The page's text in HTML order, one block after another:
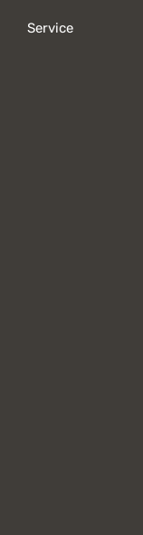
Service